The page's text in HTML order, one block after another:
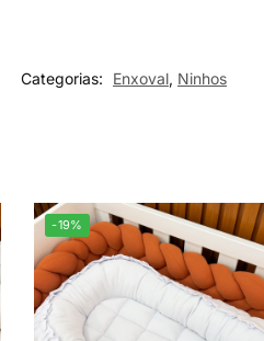
Categorias: Enxoval, Ninhos
-19%